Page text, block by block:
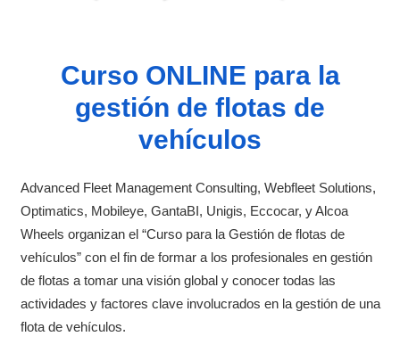
Curso ONLINE para la
gestión de flotas de
vehículos
Advanced Fleet Management Consulting, Webfleet Solutions,
Optimatics, Mobileye, GantaBI, Unigis, Eccocar, y Alcoa
Wheels organizan el “Curso para la Gestión de flotas de
vehículos” con el fin de formar a los profesionales en gestión
de flotas a tomar una visión global y conocer todas las
actividades y factores clave involucrados en la gestión de una
flota de vehículos.